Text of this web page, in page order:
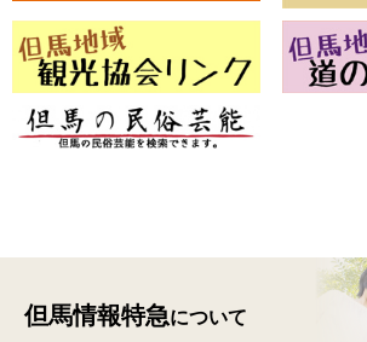
但馬情報特急について